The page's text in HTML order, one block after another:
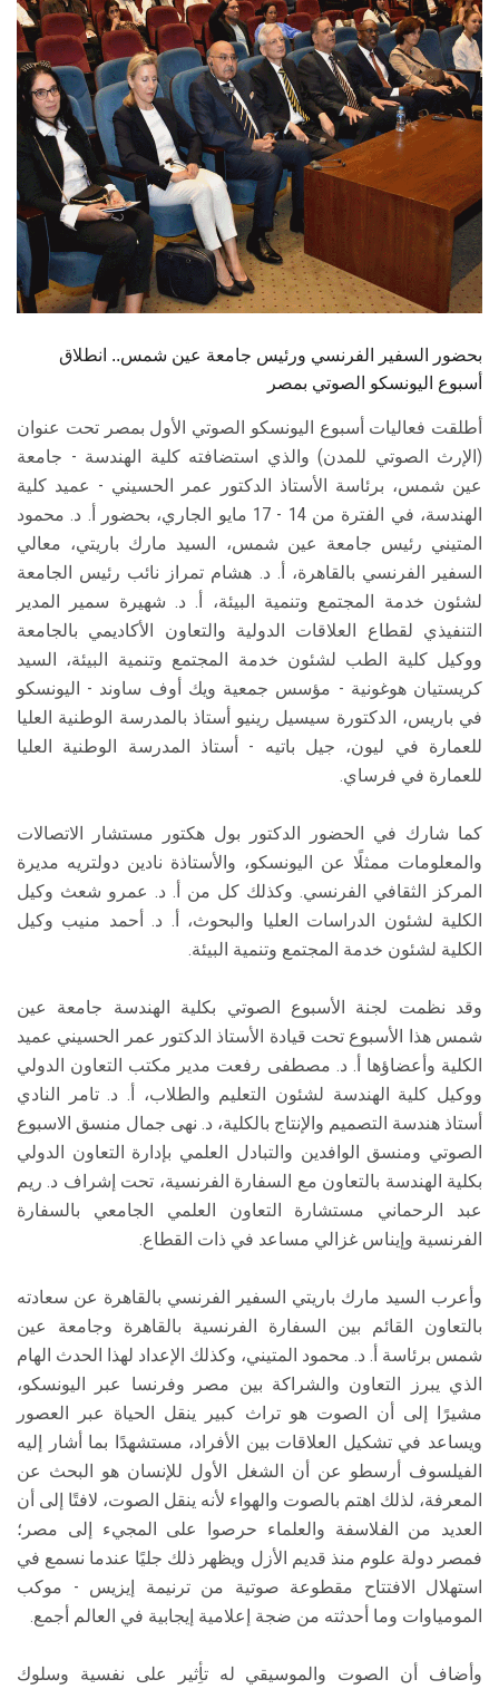
الطلاب
هيئة التدريس
الدراسات العليا
الخريجين
الموظفون
الزائـرون
بحضور السفير الفرنسي ورئيس جامعة عين شمس.. انطلاق
أسبوع اليونسكو الصوتي بمصر
أطلقت فعاليات أسبوع اليونسكو الصوتي الأول بمصر تحت عنوان
(الإرث الصوتي للمدن) والذي استضافته كلية الهندسة - جامعة
عين شمس، برئاسة الأستاذ الدكتور عمر الحسيني - عميد كلية
الهندسة، في الفترة من 14 - 17 مايو الجاري، بحضور أ. د. محمود
المتيني رئيس جامعة عين شمس، السيد مارك باريتي، معالي
السفير الفرنسي بالقاهرة، أ. د. هشام تمراز نائب رئيس الجامعة
لشئون خدمة المجتمع وتنمية البيئة، أ. د. شهيرة سمير المدير
التنفيذي لقطاع العلاقات الدولية والتعاون الأكاديمي بالجامعة
ووكيل كلية الطب لشئون خدمة المجتمع وتنمية البيئة، السيد
كريستيان هوغونية - مؤسس جمعية ويك أوف ساوند - اليونسكو
في باريس، الدكتورة سيسيل رينيو أستاذ بالمدرسة الوطنية العليا
للعمارة في ليون، جيل باتيه - أستاذ المدرسة الوطنية العليا
للعمارة في فرساي.
كما شارك في الحضور الدكتور بول هكتور مستشار الاتصالات
والمعلومات ممثلًا عن اليونسكو، والأستاذة نادين دولتريه مديرة
المركز الثقافي الفرنسي. وكذلك كل من أ. د. عمرو شعث وكيل
الكلية لشئون الدراسات العليا والبحوث، أ. د. أحمد منيب وكيل
الكلية لشئون خدمة المجتمع وتنمية البيئة.
وقد نظمت لجنة الأسبوع الصوتي بكلية الهندسة جامعة عين
شمس هذا الأسبوع تحت قيادة الأستاذ الدكتور عمر الحسيني عميد
الكلية وأعضاؤها أ. د. مصطفى رفعت مدير مكتب التعاون الدولي
ووكيل كلية الهندسة لشئون التعليم والطلاب، أ. د. تامر النادي
أستاذ هندسة التصميم والإنتاج بالكلية، د. نهى جمال منسق الاسبوع
الصوتي ومنسق الوافدين والتبادل العلمي بإدارة التعاون الدولي
بكلية الهندسة بالتعاون مع السفارة الفرنسية، تحت إشراف د. ريم
عبد الرحماني مستشارة التعاون العلمي الجامعي بالسفارة
الفرنسية وإيناس غزالي مساعد في ذات القطاع.
وأعرب السيد مارك باريتي السفير الفرنسي بالقاهرة عن سعادته
بالتعاون القائم بين السفارة الفرنسية بالقاهرة وجامعة عين
شمس برئاسة أ. د. محمود المتيني، وكذلك الإعداد لهذا الحدث الهام
الذي يبرز التعاون والشراكة بين مصر وفرنسا عبر اليونسكو،
مشيرًا إلى أن الصوت هو تراث كبير ينقل الحياة عبر العصور
ويساعد في تشكيل العلاقات بين الأفراد، مستشهدًا بما أشار إليه
الفيلسوف أرسطو عن أن الشغل الأول للإنسان هو البحث عن
المعرفة، لذلك اهتم بالصوت والهواء لأنه ينقل الصوت، لافتًا إلى أن
العديد من الفلاسفة والعلماء حرصوا على المجيء إلى مصر؛
فمصر دولة علوم منذ قديم الأزل ويظهر ذلك جليًا عندما نسمع في
استهلال الافتتاح مقطوعة صوتية من ترنيمة إيزيس - موكب
المومياوات وما أحدثته من ضجة إعلامية إيجابية في العالم أجمع.
وأضاف أن الصوت والموسيقي له تأِثير على نفسية وسلوك